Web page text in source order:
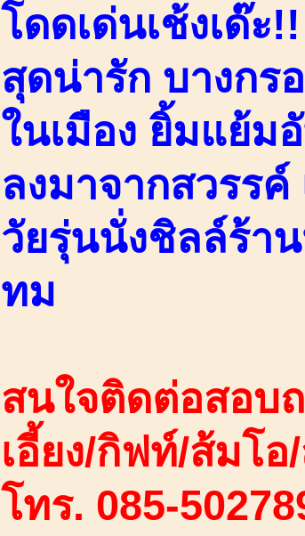
โดดเด่นเช้งเด๊ะ
สุดน่ารัก บางกร
ในเมือง ยิ้มแย้ม
ลงมาจากสวรร
วัยรุ่นนั่งชิลล์ร้า
ทม
สนใจติดต่อสอบ
เอี้ยง/กิฟท์/ส้มโ
โทร. 085-